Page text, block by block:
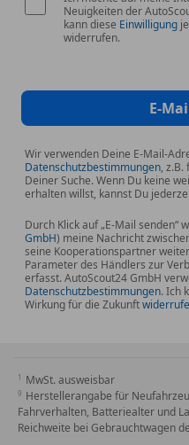
Bei HÖSCH kaufen Sie
✔ Seit 18 Jahren
Jungwagenpartner
Hersteller zu attraktiven
✔ Transparente
nachvollziehbarem
✔ Fachkundige,
erfahrene Autoexperten
✔ Faire und
Ihren Gebrauchtwagen
✔ Maßgeschneiderte
auf Wunsch verfügbar
✔ Unkomplizierte
größere Distanz
✔ Meisterwerkstätten
Neuigkeiten der
kann diese Einwilligung
widerrufen.
E-
Wir verwenden Deine E-Mail-
Datenschutzbestimmungen,
Deiner Suche. Wenn Du keine
erhalten willst, kannst Du
Durch Klick auf „E-Mail senden“
GmbH) meine Nachricht
seine Kooperationspartner
Parameter des Händlers zur
erfasst. AutoScout24 GmbH
Datenschutzbestimmungen. Ich
Wirkung für die Zukunft
MwSt. ausweisbar
Herstellerangabe für
Fahrverhalten, Batteriealter und
Reichweite bei Gebrauchtwagen